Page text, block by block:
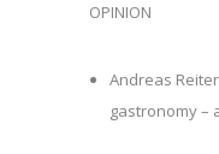
OPINION
Andreas
gastronomy –